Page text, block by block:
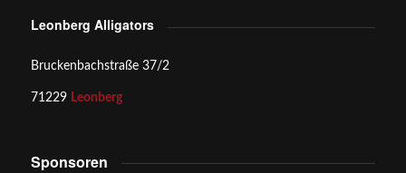
Leonberg Alligators
Bruckenbachstraße 37/2
71229 Leonberg
Sponsoren